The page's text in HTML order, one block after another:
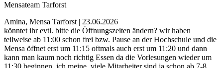
Mensateam Tarforst
Amina, Mensa Tarforst | 23.06.2026
könntet ihr evtl. bitte die Öffnungszeiten ändern? wir haben
teilweise ab 11:00 schon frei bzw. Pause an der Hochschule und die
Mensa öffnet erst um 11:15 oftmals auch erst um 11:20 und dann
kann man kaum noch richtig Essen da die Vorlesungen wieder um